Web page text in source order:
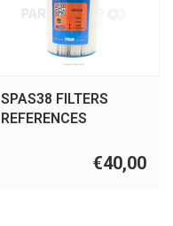
SPAS38 FILTERS
REFERENCES
FC-0315, SC709/€40,00